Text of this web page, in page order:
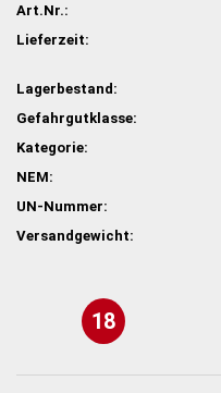
Art.Nr.:
Lieferzeit:
Lagerbestand:
Gefahrgutklasse:
Kategorie:
NEM:
UN-Nummer:
Versandgewicht:
18